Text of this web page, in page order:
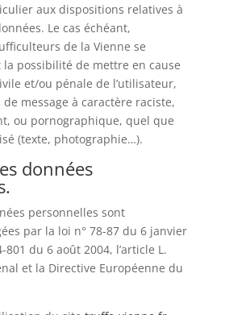
aux dispositions relatives à
Le cas échéant,
de la Vienne se
la possibilité de mettre en cause
et/ou pénale de l’utilisateur,
message à caractère raciste,
ou pornographique, quel que
(texte, photographie…).
données
personnelles sont
par la loi n° 78-87 du 6 janvier
801 du 6 août 2004, l’article L.
et la Directive Européenne du